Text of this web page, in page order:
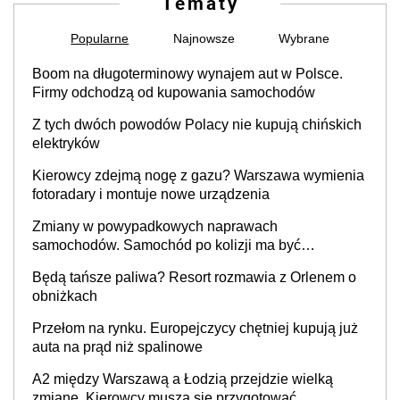
Popularne Najnowsze Wybrane
Boom na długoterminowy wynajem aut w Polsce.
Firmy odchodzą od kupowania samochodów
Z tych dwóch powodów Polacy nie kupują chińskich
elektryków
Kierowcy zdejmą nogę z gazu? Warszawa wymienia
fotoradary i montuje nowe urządzenia
Zmiany w powypadkowych naprawach
samochodów. Samochód po kolizji ma być
producenta
Będą tańsze paliwa? Resort rozmawia z Orlenem o
obniżkach
Przełom na rynku. Europejczycy chętniej kupują już
auta na prąd niż spalinowe
A2 między Warszawą a Łodzią przejdzie wielką